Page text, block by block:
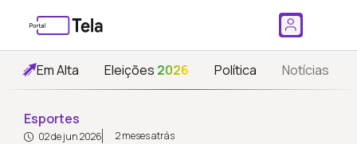
Em Alta Eleições 2026 Política Notícias
Esportes
02 de jun 2026 2 meses atrás